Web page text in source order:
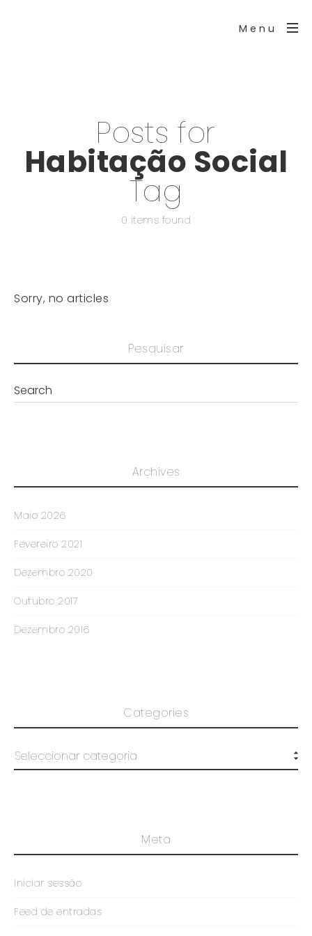
Menu
Posts for
Habitação Social
Tag
0 items found
Sorry, no articles
Pesquisar
Archives
Maio 2026
Fevereiro 2021
Dezembro 2020
Outubro 2017
Dezembro 2016
Categories
Meta
Iniciar sessão
Feed de entradas